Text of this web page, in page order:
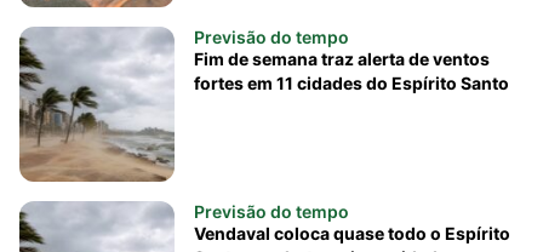
Previsão do tempo
Fim de semana traz alerta de ventos
fortes em 11 cidades do Espírito Santo
Previsão do tempo
Vendaval coloca quase todo o Espírito